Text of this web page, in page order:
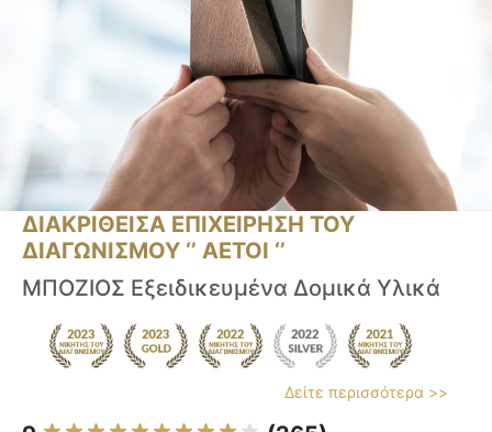
ΔΙΑΚΡΙΘΕΙΣΑ ΕΠΙΧΕΙΡΗΣΗ ΤΟΥ
ΔΙΑΓΩΝΙΣΜΟΥ ‘’ ΑΕΤΟΙ ‘’
ΜΠΟΖΙΟΣ Εξειδικευμένα Δομικά Υλικά
Δείτε περισσότερα >>